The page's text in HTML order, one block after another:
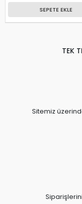
SEPETE EKLE
TEK
Sitemiz